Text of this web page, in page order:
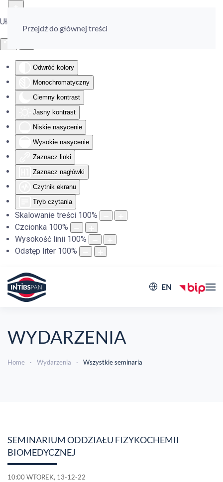
Ułatwienia dostępu
Odwróć kolory
Monochromatyczny
Ciemny kontrast
Jasny kontrast
Niskie nasycenie
Wysokie nasycenie
Zaznacz linki
Zaznacz nagłówki
Czytnik ekranu
Tryb czytania
Skalowanie treści 100%
Czcionka 100%
Wysokość linii 100%
Odstęp liter 100%
Przejdź do głównej treści
EN
WYDARZENIA
Home Wydarzenia Wszystkie seminaria
SEMINARIUM ODDZIAŁU FIZYKOCHEMII
BIOMEDYCZNEJ
10:00 WTOREK, 13-12-22